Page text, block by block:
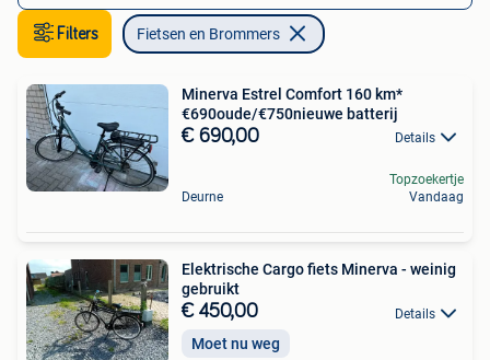
Filters Fietsen en Brommers
Minerva Estrel Comfort 160 km*
€690oude/€750nieuwe batterij
€ 690,00 Details
Deurne
Topzoekertje
Vandaag
Elektrische Cargo fiets Minerva - weinig
gebruikt
€ 450,00 Details
Moet nu weg